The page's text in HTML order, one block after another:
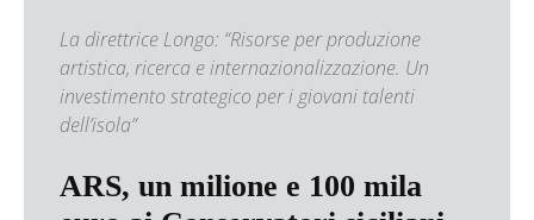
La direttrice Longo: “Risorse per produzione
artistica, ricerca e internazionalizzazione. Un
investimento strategico per i giovani talenti
dell’isola”
ARS, un milione e 100 mila